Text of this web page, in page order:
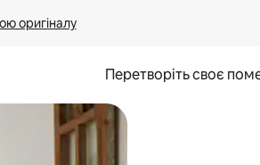
оригіналу
Перетворіть своє